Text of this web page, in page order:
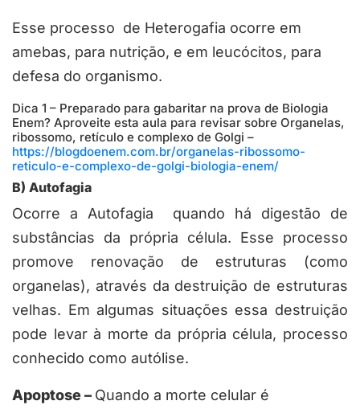
Esse processo de Heterogafia ocorre em
amebas, para nutrição, e em leucócitos, para
defesa do organismo.
Dica 1 – Preparado para gabaritar na prova de Biologia
Enem? Aproveite esta aula para revisar sobre Organelas,
ribossomo, retículo e complexo de Golgi –
https://blogdoenem.com.br/organelas-ribossomo-
reticulo-e-complexo-de-golgi-biologia-enem/
B) Autofagia
Ocorre a Autofagia quando há digestão de
substâncias da própria célula. Esse processo
promove renovação de estruturas (como
organelas), através da destruição de estruturas
velhas. Em algumas situações essa destruição
pode levar à morte da própria célula, processo
conhecido como autólise.
Apoptose – Quando a morte celular é